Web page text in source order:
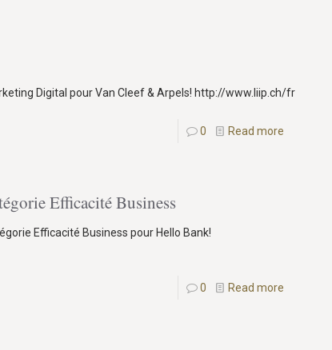
Digital pour Van Cleef & Arpels! http://www.liip.ch/fr
0 Read more
Efficacité Business
Efficacité Business pour Hello Bank!
0 Read more